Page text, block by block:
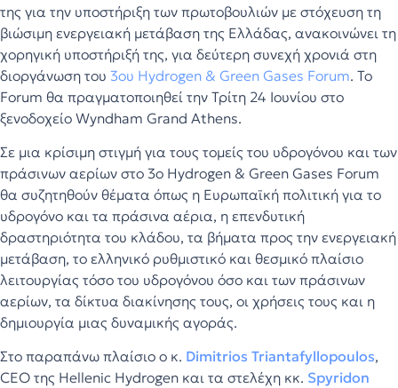
της για την υποστήριξη των πρωτοβουλιών με στόχευση τη
βιώσιμη ενεργειακή μετάβαση της Ελλάδας, ανακοινώνει τη
χορηγική υποστήριξή της, για δεύτερη συνεχή χρονιά στη
διοργάνωση του 3ου Hydrogen & Green Gases Forum. Το
Forum θα πραγματοποιηθεί την Τρίτη 24 Ιουνίου στο
ξενοδοχείο Wyndham Grand Athens.
Σε μια κρίσιμη στιγμή για τους τομείς του υδρογόνου και των
πράσινων αερίων στο 3ο Hydrogen & Green Gases Forum
θα συζητηθούν θέματα όπως η Ευρωπαϊκή πολιτική για το
υδρογόνο και τα πράσινα αέρια, η επενδυτική
δραστηριότητα του κλάδου, τα βήματα προς την ενεργειακή
μετάβαση, το ελληνικό ρυθμιστικό και θεσμικό πλαίσιο
λειτουργίας τόσο του υδρογόνου όσο και των πράσινων
αερίων, τα δίκτυα διακίνησης τους, οι χρήσεις τους και η
δημιουργία μιας δυναμικής αγοράς.
Στο παραπάνω πλαίσιο ο κ. Dimitrios Triantafyllopoulos,
CEO της Hellenic Hydrogen και τα στελέχη κκ. Spyridon